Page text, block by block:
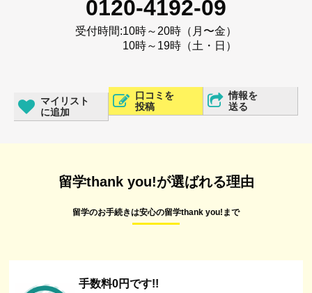
0120-4192-09
受付時間:10時～20時（月〜金）
10時～19時（土・日）
マイリスト
に追加
口コミを
投稿
情報を
送る
留学thank you!が選ばれる理由
留学のお手続きは安心の留学thank you!まで
手数料0円です!!